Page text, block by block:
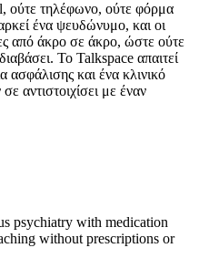
ούτε τηλέφωνο, ούτε φόρμα
ένα ψευδώνυμο, και οι
από άκρο σε άκρο, ώστε ούτε
Το Talkspace απαιτεί
και ένα κλινικό
αντιστοιχίσει με έναν
psychiatry with medication
without prescriptions or